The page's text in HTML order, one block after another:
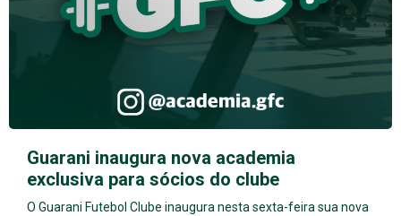
Guarani inaugura nova academia
exclusiva para sócios do clube
O Guarani Futebol Clube inaugura nesta sexta-feira sua nova